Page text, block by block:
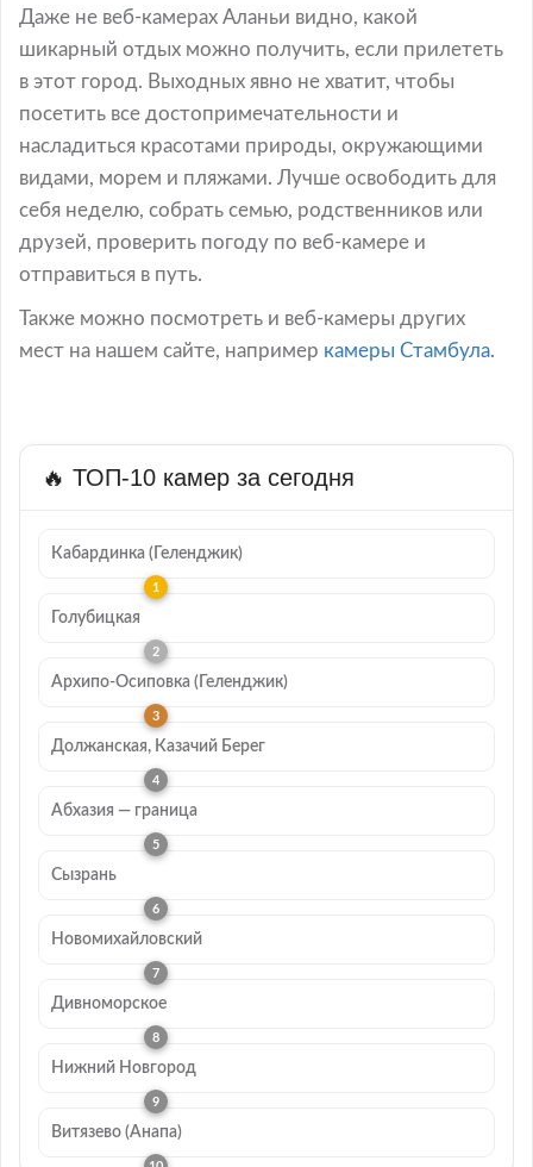
Даже не веб-камерах Аланьи видно, какой
шикарный отдых можно получить, если прилететь
в этот город. Выходных явно не хватит, чтобы
посетить все достопримечательности и
насладиться красотами природы, окружающими
видами, морем и пляжами. Лучше освободить для
себя неделю, собрать семью, родственников или
друзей, проверить погоду по веб-камере и
отправиться в путь.
Также можно посмотреть и веб-камеры других
мест на нашем сайте, например камеры Стамбула.
🔥 ТОП-10 камер за сегодня
Кабардинка (Геленджик)
Голубицкая
Архипо-Осиповка (Геленджик)
Должанская, Казачий Берег
Абхазия — граница
Сызрань
Новомихайловский
Дивноморское
Нижний Новгород
Витязево (Анапа)